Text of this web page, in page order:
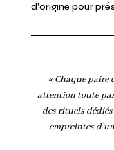
d’origine pour
« Chaque paire
attention toute
des rituels
empreintes